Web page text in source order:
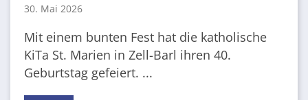
30. Mai 2026
Mit einem bunten Fest hat die katholische
KiTa St. Marien in Zell-Barl ihren 40.
Geburtstag gefeiert. ...